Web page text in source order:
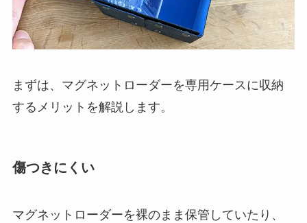
まずは、マグネットローダーを専用ケースに収納
するメリットを解説します。
傷つきにくい
マグネットローダーを裸のまま保管していたり、